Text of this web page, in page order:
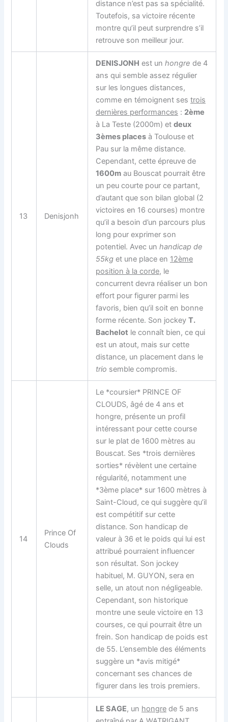
distance n’est pas sa spécialité.
Toutefois, sa victoire récente
montre qu’il peut surprendre s’il
retrouve son meilleur jour.
13 Denisjonh
DENISJONH est unhongre de 4
ans qui semble assez régulier
sur les longues distances,
comme en témoignent sestrois
dernières performances : 2ème
à La Teste (2000m) etdeux
3èmes places à Toulouse et
Pau sur la même distance.
Cependant, cette épreuve de
1600m au Bouscat pourrait être
un peu courte pour ce partant,
d’autant que son bilan global (2
victoires en 16 courses) montre
qu’il a besoin d’un parcours plus
long pour exprimer son
potentiel. Avec unhandicap de
55kg et une place en 12ème
position à la corde, le
concurrent devra réaliser un bon
effort pour figurer parmi les
favoris, bien qu’il soit en bonne
forme récente. Son jockeyT.
Bachelot le connaît bien, ce qui
est un atout, mais sur cette
distance, un placement dans le
trio semble compromis.
14
Prince Of
Clouds
Le *coursier* PRINCE OF
CLOUDS, âgé de 4 ans et
hongre, présente un profil
intéressant pour cette course
sur le plat de 1600 mètres au
Bouscat. Ses *trois dernières
sorties* révèlent une certaine
régularité, notamment une
*3ème place* sur 1600 mètres à
Saint-Cloud, ce qui suggère qu’il
est compétitif sur cette
distance. Son handicap de
valeur à 36 et le poids qui lui est
attribué pourraient influencer
son résultat. Son jockey
habituel, M. GUYON, sera en
selle, un atout non négligeable.
Cependant, son historique
montre une seule victoire en 13
courses, ce qui pourrait être un
frein. Son handicap de poids est
de 55. L’ensemble des éléments
suggère un *avis mitigé*
concernant ses chances de
figurer dans les trois premiers.
LE SAGE, un hongre de 5 ans